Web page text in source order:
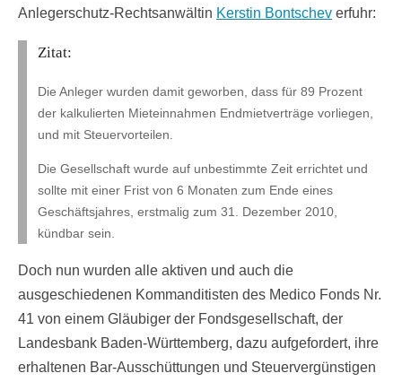
Anlegerschutz-Rechtsanwältin Kerstin Bontschev erfuhr:
Zitat:
Die Anleger wurden damit geworben, dass für 89 Prozent
der kalkulierten Mieteinnahmen Endmietverträge vorliegen,
und mit Steuervorteilen.
Die Gesellschaft wurde auf unbestimmte Zeit errichtet und
sollte mit einer Frist von 6 Monaten zum Ende eines
Geschäftsjahres, erstmalig zum 31. Dezember 2010,
kündbar sein.
Doch nun wurden alle aktiven und auch die
ausgeschiedenen Kommanditisten des Medico Fonds Nr.
41 von einem Gläubiger der Fondsgesellschaft, der
Landesbank Baden-Württemberg, dazu aufgefordert, ihre
erhaltenen Bar-Ausschüttungen und Steuervergünstigen